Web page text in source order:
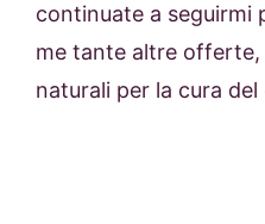
continuate a seguirmi
me tante altre
naturali per la cura del